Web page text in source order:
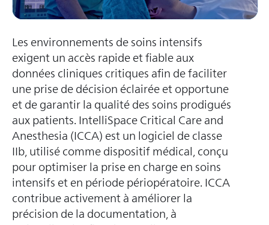
Les environnements de soins intensifs
exigent un accès rapide et fiable aux
données cliniques critiques afin de faciliter
une prise de décision éclairée et opportune
et de garantir la qualité des soins prodigués
aux patients. IntelliSpace Critical Care and
Anesthesia (ICCA) est un logiciel de classe
IIb, utilisé comme dispositif médical, conçu
pour optimiser la prise en charge en soins
intensifs et en période périopératoire. ICCA
contribue activement à améliorer la
précision de la documentation, à